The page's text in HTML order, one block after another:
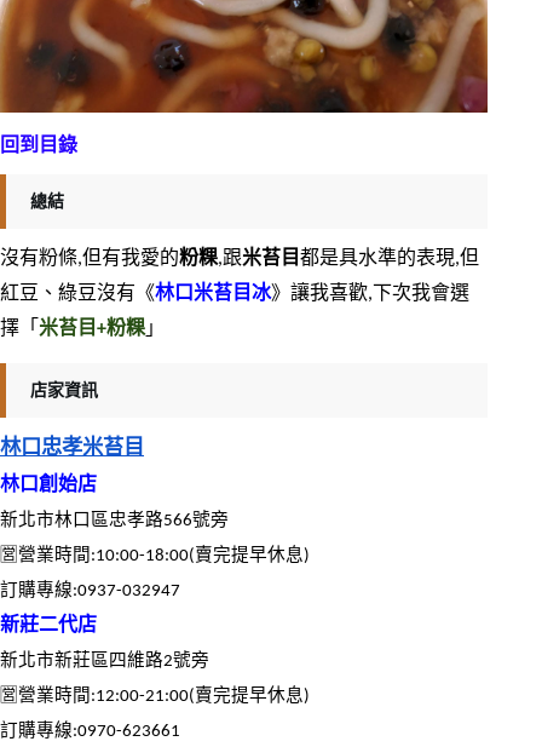
回到目錄
總結
沒有粉條,但有我愛的粉粿,跟米苔目都是具水準的表現,但
紅豆、綠豆沒有《林口米苔目冰》讓我喜歡,下次我會選
擇「 米苔目+粉粿」
店家資訊
林口忠孝米苔目
林口創始店
新北市林口區忠孝路566號旁
🈺營業時間:10:00-18:00(賣完提早休息)
️訂購專線:0937-032947
新莊二代店
新北市新莊區四維路2號旁
🈺營業時間:12:00-21:00(賣完提早休息)
️訂購專線:0970-623661